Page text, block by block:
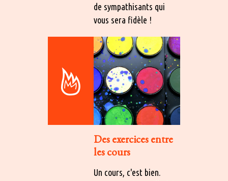
de sympathisants qui
vous sera fidèle !
Des exercices entre
les cours
Un cours, c'est bien.